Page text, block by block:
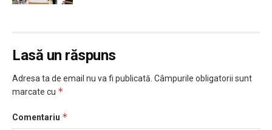
Lasă un răspuns
Adresa ta de email nu va fi publicată. Câmpurile obligatorii sunt
marcate cu *
Comentariu *